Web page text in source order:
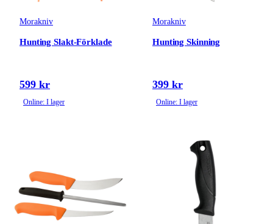
Morakniv
Hunting Slakt-Förklade
599 kr
Online: I lager
Morakniv
Hunting Skinning
399 kr
Online: I lager